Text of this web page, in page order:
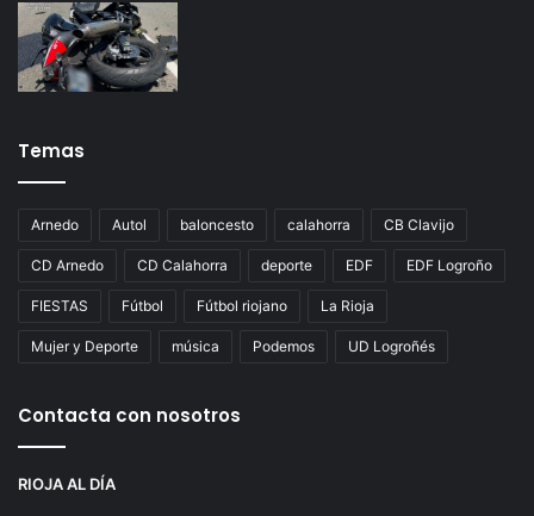
Temas
Arnedo Autol baloncesto calahorra CB Clavijo
CD Arnedo CD Calahorra deporte EDF EDF Logroño
FIESTAS Fútbol Fútbol riojano La Rioja
Mujer y Deporte música Podemos UD Logroñés
Contacta con nosotros
RIOJA AL DÍA